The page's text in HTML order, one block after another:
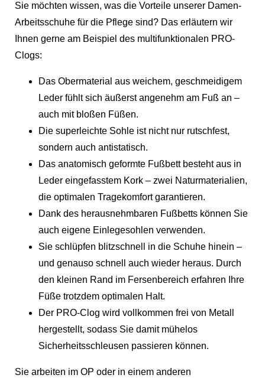
Sie möchten wissen, was die Vorteile unserer Damen-
Arbeitsschuhe für die Pflege sind? Das erläutern wir
Ihnen gerne am Beispiel des multifunktionalen PRO-
Clogs:
Das Obermaterial aus weichem, geschmeidigem
Leder fühlt sich äußerst angenehm am Fuß an –
auch mit bloßen Füßen.
Die superleichte Sohle ist nicht nur rutschfest,
sondern auch antistatisch.
Das anatomisch geformte Fußbett besteht aus in
Leder eingefasstem Kork – zwei Naturmaterialien,
die optimalen Tragekomfort garantieren.
Dank des herausnehmbaren Fußbetts können Sie
auch eigene Einlegesohlen verwenden.
Sie schlüpfen blitzschnell in die Schuhe hinein –
und genauso schnell auch wieder heraus. Durch
den kleinen Rand im Fersenbereich erfahren Ihre
Füße trotzdem optimalen Halt.
Der PRO-Clog wird vollkommen frei von Metall
hergestellt, sodass Sie damit mühelos
Sicherheitsschleusen passieren können.
Sie arbeiten im OP oder in einem anderen